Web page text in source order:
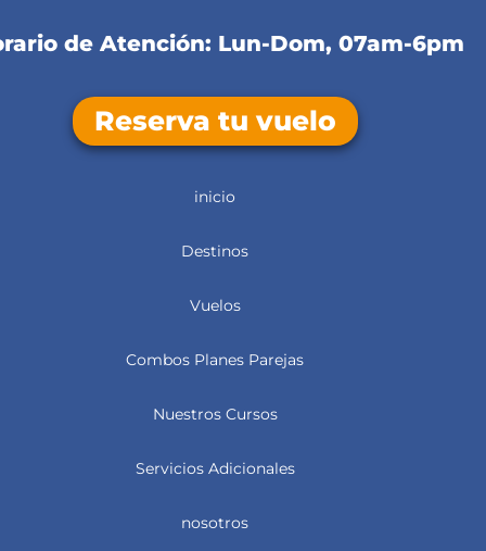
de Atención: Lun-Dom, 07am-6pm
Reserva tu vuelo
inicio
Destinos
Vuelos
Combos Planes Parejas
Nuestros Cursos
Servicios Adicionales
nosotros